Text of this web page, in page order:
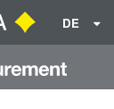
DE